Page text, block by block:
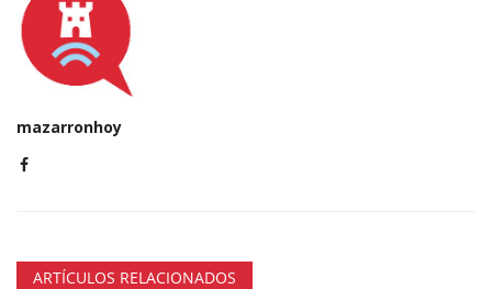
mazarronhoy
ARTÍCULOS RELACIONADOS